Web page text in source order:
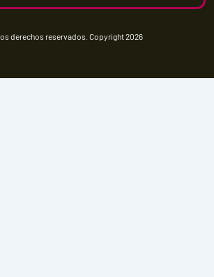
derechos reservados. Copyright 2026